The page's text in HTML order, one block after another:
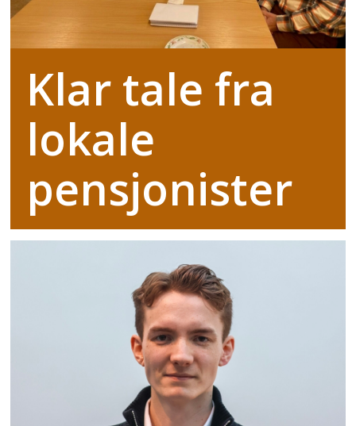
Klar tale fra
lokale
pensjonister